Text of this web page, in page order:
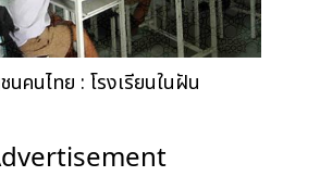
คนไทย : โรงเรียนในฝัน